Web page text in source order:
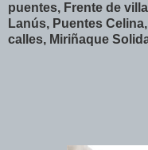
puentes, Frente de
Lanús, Puentes
calles, Miriñaque